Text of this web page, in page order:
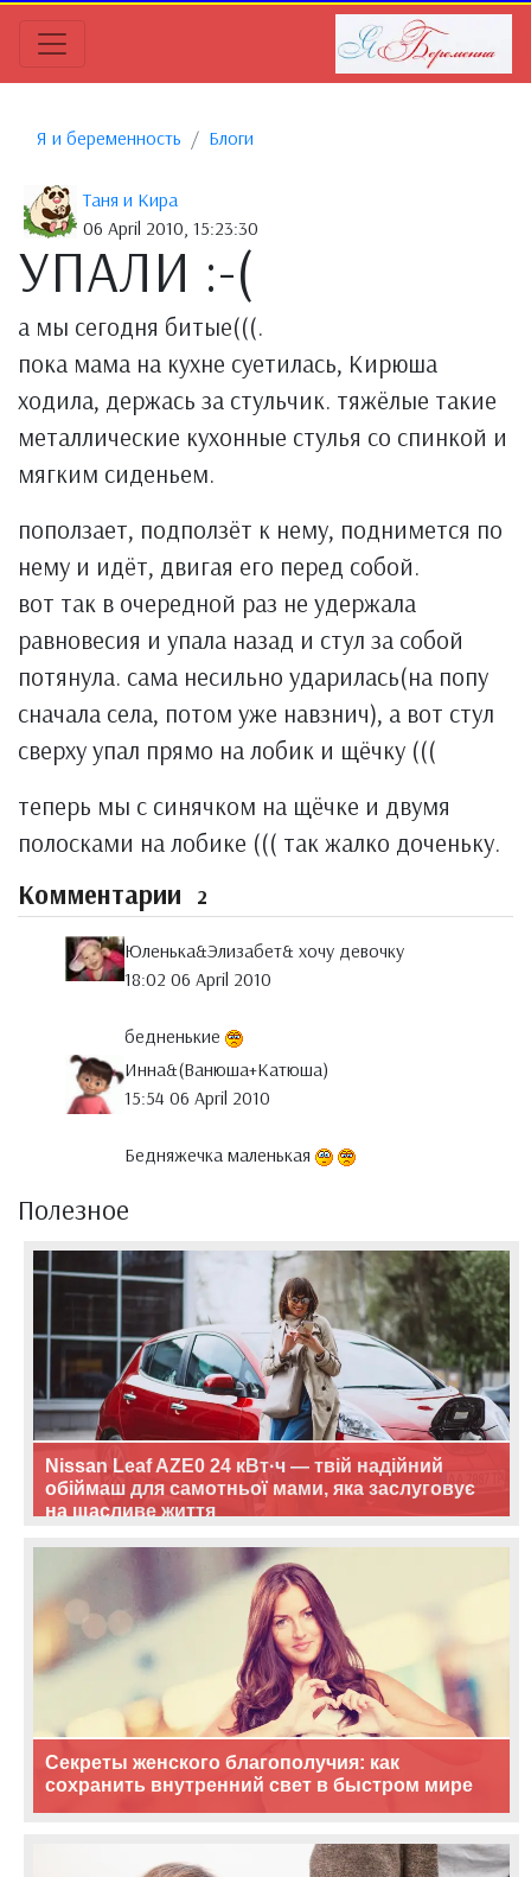
Я и беременность Блоги
Таня и Кира
06 April 2010, 15:23:30
УПАЛИ :-(
а мы сегодня битые(((.
пока мама на кухне суетилась, Кирюша
ходила, держась за стульчик. тяжёлые такие
металлические кухонные стулья со спинкой и
мягким сиденьем.
поползает, подползёт к нему, поднимется по
нему и идёт, двигая его перед собой.
вот так в очередной раз не удержала
равновесия и упала назад и стул за собой
потянула. сама несильно ударилась(на попу
сначала села, потом уже навзнич), а вот стул
сверху упал прямо на лобик и щёчку (((
теперь мы с синячком на щёчке и двумя
полосками на лобике ((( так жалко доченьку.
Комментарии 2
Юленька&Элизабет& хочу девочку
18:02 06 April 2010
бедненькие
Инна&(Ванюша+Катюша)
15:54 06 April 2010
Бедняжечка маленькая
Полезное
Nissan Leaf AZE0 24 кВт·ч — твій надійний
обіймаш для самотньої мами, яка заслуговує
на щасливе життя
Секреты женского благополучия: как
сохранить внутренний свет в быстром мире